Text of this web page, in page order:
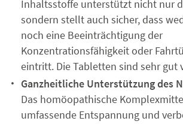
Inhaltsstoffe unterstützt nicht nur
sondern stellt auch sicher, dass
noch eine Beeinträchtigung der
Konzentrationsfähigkeit oder
eintritt. Die Tabletten sind sehr gut
Ganzheitliche Unterstützung des
Das homöopathische
umfassende Entspannung und